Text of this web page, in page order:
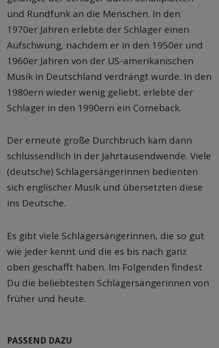
und Rundfunk an die Menschen. In den
1970er Jahren erlebte der Schlager einen
Aufschwung, nachdem er in den 1950er und
1960er Jahren von der US-amerikanischen
Musik in Deutschland verdrängt wurde. In den
1980ern wieder wenig geliebt, erlebte der
Schlager in den 1990ern ein Comeback.
Der erneute große Durchbruch kam dann
schlussendlich in der Jahrtausendwende. Viele
(deutsche) Schlagersängerinnen bedienten
sich englischer Musik und übersetzten diese
ins Deutsche.
Es gibt viele Schlagersängerinnen, die so gut
wie jeder kennt und die es bis nach ganz
oben geschafft haben. Im Folgenden findest
Du die beliebtesten Schlagersängerinnen von
früher und heute.
PASSEND DAZU